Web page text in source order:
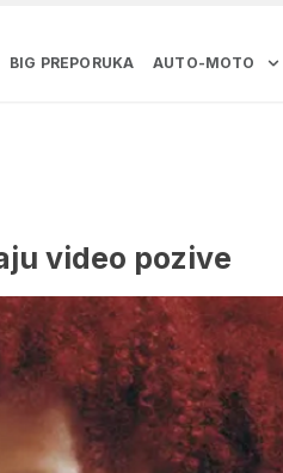
BIG PREPORUKA AUTO-MOTO
video pozive